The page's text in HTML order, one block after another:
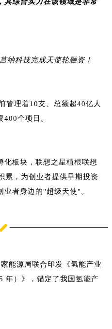
管理着10支、总额超40亿人
个项目。
化板块，联想之星植根联想
累，为创业者提供早期投资
业者身边的"超级天使"。
能源局联合印发《氢能产业
年）》，锚定了我国氢能产